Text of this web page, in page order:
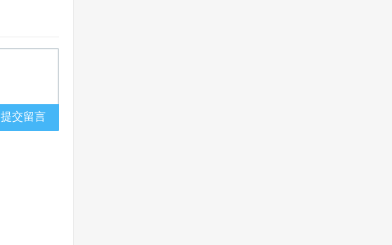
提交留言